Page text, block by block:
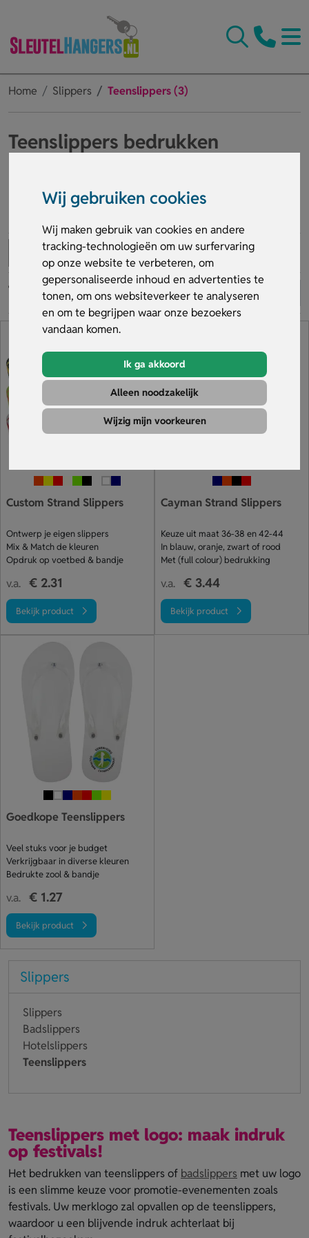
Wij gebruiken cookies
Wij maken gebruik van cookies en andere
tracking-technologieën om uw surfervaring
op onze website te verbeteren, om
gepersonaliseerde inhoud en advertenties te
tonen, om ons websiteverkeer te analyseren
en om te begrijpen waar onze bezoekers
vandaan komen.
Ik ga akkoord
Alleen noodzakelijk
Wijzig mijn voorkeuren
Home Slippers Teenslippers (3)
Teenslippers bedrukken
logo is niet alleen een betaalbare manier om reclame te
tijdens de lente- en zomermaanden zijn bedrukte slippers
ideaal om uw merkbekendheid te vergroten. Bent u van
plan ze te gebruiken als merchandising of relatiegeschenk?
Badslippers Teenslippers Hotelslippers
Custom Strand Slippers
Ontwerp je eigen slippers
Mix & Match de kleuren
Opdruk op voetbed & bandje
v.a. € 2.31
Bekijk product
Cayman Strand Slippers
Keuze uit maat 36-38 en 42-44
In blauw, oranje, zwart of rood
Met (full colour) bedrukking
v.a. € 3.44
Bekijk product
Goedkope Teenslippers
Veel stuks voor je budget
Verkrijgbaar in diverse kleuren
Bedrukte zool & bandje
v.a. € 1.27
Bekijk product
Slippers
Slippers
Badslippers
Hotelslippers
Teenslippers
Teenslippers met logo: maak indruk
op festivals!
Het bedrukken van teenslippers of badslippers met uw logo
is een slimme keuze voor promotie-evenementen zoals
festivals. Uw merklogo zal opvallen op de teenslippers,
waardoor u een blijvende indruk achterlaat bij